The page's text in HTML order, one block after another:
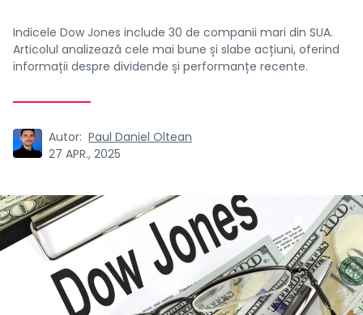
Indicele Dow Jones include 30 de companii mari din SUA.
Articolul analizează cele mai bune și slabe acțiuni, oferind
informații despre dividende și performanțe recente.
Autor: Paul Daniel Oltean
27 APR., 2025